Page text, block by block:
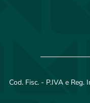
Cod. Fisc. - P.IVA e